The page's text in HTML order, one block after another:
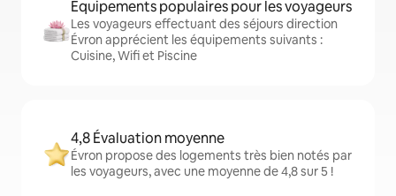
Équipements populaires pour les voyageurs
Les voyageurs effectuant des séjours direction
Évron apprécient les équipements suivants :
Cuisine, Wifi et Piscine
4,8 Évaluation moyenne
Évron propose des logements très bien notés par
les voyageurs, avec une moyenne de 4,8 sur 5 !